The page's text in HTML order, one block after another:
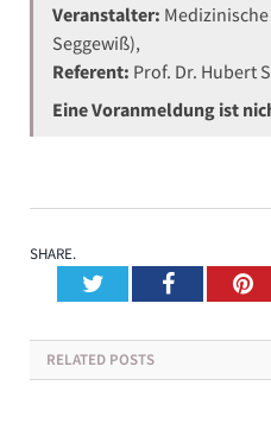
Veranstalter:
Seggewiß),
Referent: Prof. Dr. Hubert
Eine Voranmeldung ist
SHARE.
TwitterFacebook
RELATED POSTS